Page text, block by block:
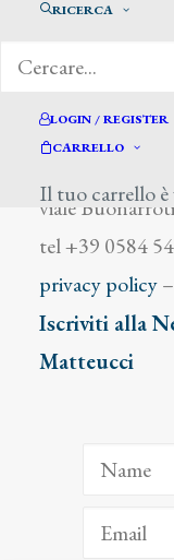
RICERCA
LOGIN / REGISTER
CARRELLO
Il tuo carrello
viale
tel +39 0584
privacy policy–
Iscriviti alla
Matteucci